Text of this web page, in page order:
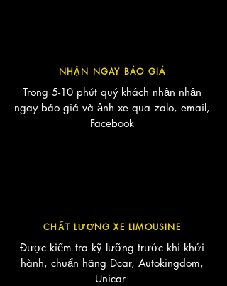
NHẬN NGAY BÁO GIÁ
Trong 5-10 phút quý khách nhận nhận
ngay báo giá và ảnh xe qua zalo, email,
Facebook
CHẤT LƯỢNG XE LIMOUSINE
Được kiểm tra kỹ lưỡng trước khi khởi
hành, chuẩn hãng Dcar, Autokingdom,
Unicar